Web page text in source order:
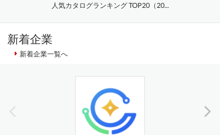
人気カタログランキング TOP20（20...
新着企業
新着企業一覧へ